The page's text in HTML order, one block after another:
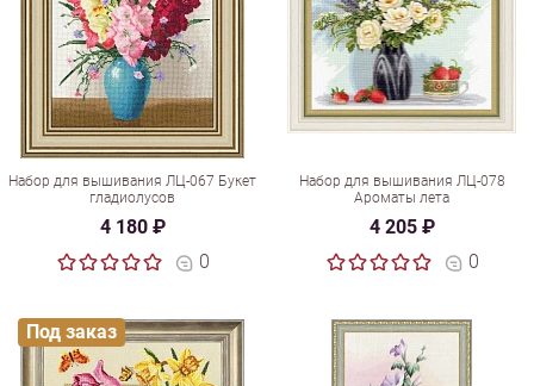
Набор для вышивания ЛЦ-067 Букет
гладиолусов
4 180 ₽
0
Набор для вышивания ЛЦ-078
Ароматы лета
4 205 ₽
0
Под заказ